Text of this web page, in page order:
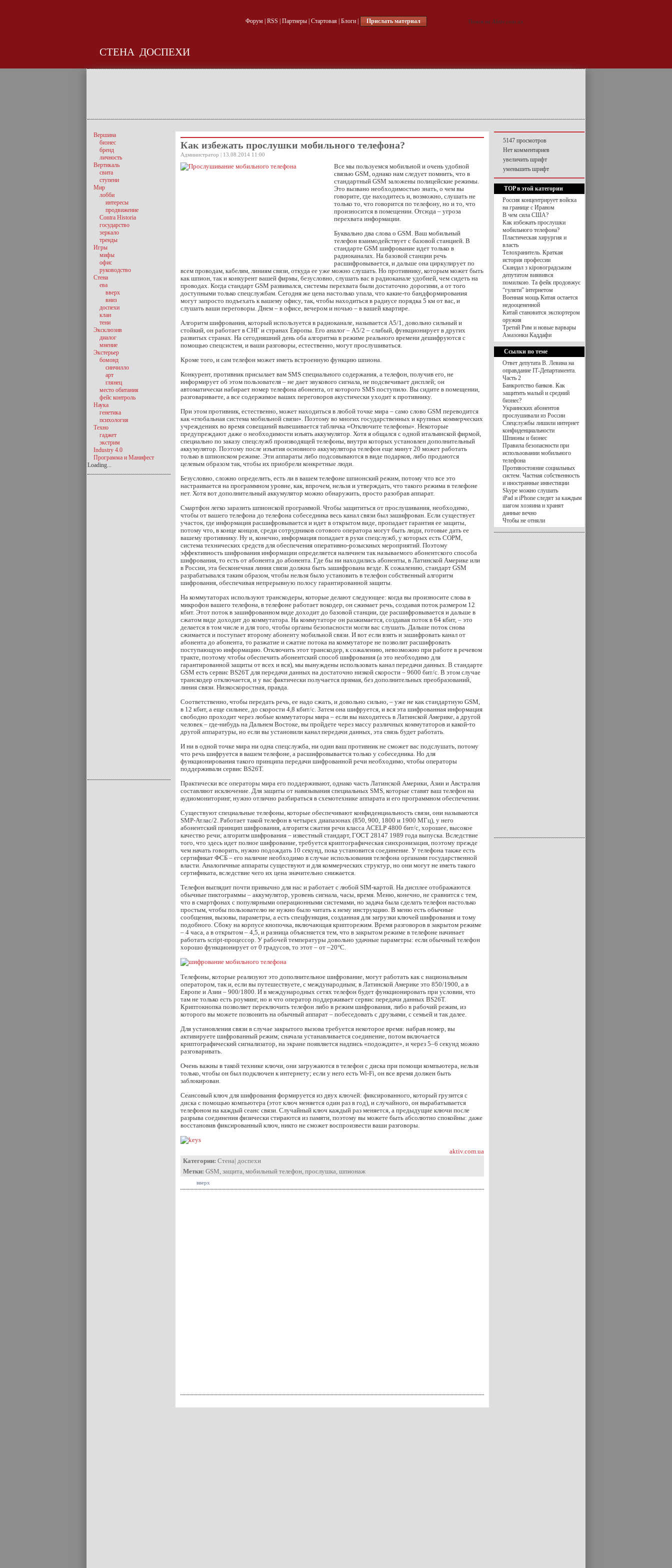
Форум| RSS Партнеры| Стартовая| Блоги| Прислать материал
СТЕНА ДОСПЕХИ
Как избежать прослушки мобильного телефона?
Администратор | 13.08.2014 11:00
Все мы пользуемся мобильной и очень удобной
связью GSM, однако нам следует помнить, что в
стандартный GSM заложены полицейские режимы.
Это вызвано необходимостью знать, о чем вы
говорите, где находитесь и, возможно, слушать не
только то, что говорится по телефону, но и то, что
произносится в помещении. Отсюда – угроза
перехвата информации.
Буквально два слова о GSM. Ваш мобильный
телефон взаимодействует с базовой станцией. В
стандарте GSM шифрование идет только в
радиоканалах. На базовой станции речь
расшифровывается, и дальше она циркулирует по
всем проводам, кабелям, линиям связи, откуда ее уже можно слушать. Но противнику, которым может быть
как шпион, так и конкурент вашей фирмы, безусловно, слушать вас в радиоканале удобней, чем сидеть на
проводах. Когда стандарт GSM развивался, системы перехвата были достаточно дорогими, а от того
доступными только спецслужбам. Сегодня же цена настолько упала, что какие-то бандформирования
могут запросто подъехать к вашему офису, так, чтобы находиться в радиусе порядка 5 км от вас, и
слушать ваши переговоры. Днем – в офисе, вечером и ночью – в вашей квартире.
Алгоритм шифрования, который используется в радиоканале, называется А5/1, довольно сильный и
стойкий, он работает в СНГ и странах Европы. Его аналог – А5/2 – слабый, функционирует в других
развитых странах. На сегодняшний день оба алгоритма в режиме реального времени дешифруются с
помощью спецсистем, и ваши разговоры, естественно, могут прослушиваться.
Кроме того, и сам телефон может иметь встроенную функцию шпиона.
Конкурент, противник присылает вам SMS специального содержания, а телефон, получив его, не
информирует об этом пользователя – не дает звукового сигнала, не подсвечивает дисплей; он
автоматически набирает номер телефона абонента, от которого SMS поступило. Вы сидите в помещении,
разговариваете, а все содержимое ваших переговоров акустически уходит к противнику.
При этом противник, естественно, может находиться в любой точке мира – само слово GSM переводится
как «глобальная система мобильной связи». Поэтому во многих государственных и крупных коммерческих
учреждениях во время совещаний вывешивается табличка «Отключите телефоны». Некоторые
предупреждают даже о необходимости изъять аккумулятор. Хотя я общался с одной итальянской фирмой,
специально по заказу спецслужб производящей телефоны, внутри которых установлен дополнительный
аккумулятор. Поэтому после изъятия основного аккумулятора телефон еще минут 20 может работать
только в шпионском режиме. Эти аппараты либо подсовываются в виде подарков, либо продаются
целевым образом так, чтобы их приобрели конкретные люди.
Безусловно, сложно определить, есть ли в вашем телефоне шпионский режим, потому что все это
настраивается на программном уровне, как, впрочем, нельзя и утверждать, что такого режима в телефоне
нет. Хотя вот дополнительный аккумулятор можно обнаружить, просто разобрав аппарат.
Смартфон легко заразить шпионской программой. Чтобы защититься от прослушивания, необходимо,
чтобы от вашего телефона до телефона собеседника весь канал связи был зашифрован. Если существует
участок, где информация расшифровывается и идет в открытом виде, пропадает гарантия ее защиты,
потому что, в конце концов, среди сотрудников сотового оператора могут быть люди, готовые дать ее
вашему противнику. Ну и, конечно, информация попадает в руки спецслужб, у которых есть СОРМ,
система технических средств для обеспечения оперативно-розыскных мероприятий. Поэтому
эффективность шифрования информации определяется наличием так называемого абонентского способа
шифрования, то есть от абонента до абонента. Где бы ни находились абоненты, в Латинской Америке или
в России, эта бесконечная линия связи должна быть зашифрована везде. К сожалению, стандарт GSM
разрабатывался таким образом, чтобы нельзя было установить в телефон собственный алгоритм
шифрования, обеспечивая непрерывную полосу гарантированной защиты.
На коммутаторах используют транскодеры, которые делают следующее: когда вы произносите слова в
микрофон вашего телефона, в телефоне работает вокодер, он сжимает речь, создавая поток размером 12
кбит. Этот поток в зашифрованном виде доходит до базовой станции, где расшифровывается и дальше в
сжатом виде доходит до коммутатора. На коммутаторе он разжимается, создавая поток в 64 кбит, – это
делается в том числе и для того, чтобы органы безопасности могли вас слушать. Дальше поток снова
сжимается и поступает второму абоненту мобильной связи. И вот если взять и зашифровать канал от
абонента до абонента, то разжатие и сжатие потока на коммутаторе не позволит расшифровать
поступающую информацию. Отключить этот транскодер, к сожалению, невозможно при работе в речевом
тракте, поэтому чтобы обеспечить абонентский способ шифрования (а это необходимо для
гарантированной защиты от всех и вся), мы вынуждены использовать канал передачи данных. В стандарте
GSM есть сервис BS26T для передачи данных на достаточно низкой скорости – 9600 бит/с. В этом случае
транскодер отключается, и у вас фактически получается прямая, без дополнительных преобразований,
линия связи. Низкоскоростная, правда.
Соответственно, чтобы передать речь, ее надо сжать, и довольно сильно, – уже не как стандартную GSM,
в 12 кбит, а еще сильнее, до скорости 4,8 кбит/с. Затем она шифруется, и вся эта шифрованная информация
свободно проходит через любые коммутаторы мира – если вы находитесь в Латинской Америке, а другой
человек – где-нибудь на Дальнем Востоке, вы пройдете через массу различных коммутаторов и какой-то
другой аппаратуры, но если вы установили канал передачи данных, эта связь будет работать.
И ни в одной точке мира ни одна спецслужба, ни один ваш противник не сможет вас подслушать, потому
что речь шифруется в вашем телефоне, а расшифровывается только у собеседника. Но для
функционирования такого принципа передачи шифрованной речи необходимо, чтобы операторы
поддерживали сервис BS26T.
Практически все операторы мира его поддерживают, однако часть Латинской Америки, Азии и Австралия
составляют исключение. Для защиты от навязывания специальных SMS, которые ставят ваш телефон на
аудиомониторинг, нужно отлично разбираться в схемотехнике аппарата и его программном обеспечении.
Существуют специальные телефоны, которые обеспечивают конфиденциальность связи, они называются
SMP-Атлас/2. Работает такой телефон в четырех диапазонах (850, 900, 1800 и 1900 МГц), у него
абонентский принцип шифрования, алгоритм сжатия речи класса ACELP 4800 бит/с, хорошее, высокое
качество речи; алгоритм шифрования – известный стандарт, ГОСТ 28147 1989 года выпуска. Вследствие
того, что здесь идет полное шифрование, требуется криптографическая синхронизация, поэтому прежде
чем начать говорить, нужно подождать 10 секунд, пока установится соединение. У телефона также есть
сертификат ФСБ – его наличие необходимо в случае использования телефона органами государственной
власти. Аналогичные аппараты существуют и для коммерческих структур, но они могут не иметь такого
сертификата, вследствие чего их цена значительно снижается.
Телефон выглядит почти привычно для нас и работает с любой SIM-картой. На дисплее отображаются
обычные пиктограммы – аккумулятор, уровень сигнала, часы, время. Меню, конечно, не сравнится с тем,
что в смартфонах с популярными операционными системами, но задача была сделать телефон настолько
простым, чтобы пользователю не нужно было читать к нему инструкцию. В меню есть обычные
сообщения, вызовы, параметры, а есть спецфункция, созданная для загрузки ключей шифрования и тому
подобного. Сбоку на корпусе кнопочка, включающая крипторежим. Время разговоров в закрытом режиме
– 4 часа, а в открытом – 4,5, и разница объясняется тем, что в закрытом режиме в телефоне начинает
работать script-процессор. У рабочей температуры довольно удачные параметры: если обычный телефон
хорошо функционирует от 0 градусов, то этот – от –20°C.
Телефоны, которые реализуют это дополнительное шифрование, могут работать как с национальным
оператором, так и, если вы путешествуете, с международным; в Латинской Америке это 850/1900, а в
Европе и Азии – 900/1800. И в международных сетях телефон будет функционировать при условии, что
там не только есть роуминг, но и что оператор поддерживает сервис передачи данных BS26T.
Криптокнопка позволяет переключить телефон либо в режим шифрования, либо в рабочий режим, из
которого вы можете позвонить на обычный аппарат – побеседовать с друзьями, с семьей и так далее.
Для установления связи в случае закрытого вызова требуется некоторое время: набрав номер, вы
активируете шифрованный режим; сначала устанавливается соединение, потом включается
криптографический сигнализатор, на экране появляется надпись «подождите», и через 5–6 секунд можно
разговаривать.
Очень важны в такой технике ключи, они загружаются в телефон с диска при помощи компьютера, нельзя
только, чтобы он был подключен к интернету; если у него есть Wi-Fi, он все время должен быть
заблокирован.
Сеансовый ключ для шифрования формируется из двух ключей: фиксированного, который грузится с
диска с помощью компьютера (этот ключ меняется один раз в год), и случайного, он вырабатывается
телефоном на каждый сеанс связи. Случайный ключ каждый раз меняется, а предыдущие ключи после
разрыва соединения физически стираются из памяти, поэтому вы можете быть абсолютно спокойны: даже
восстановив фиксированный ключ, никто не сможет воспроизвести ваши разговоры.
aktiv.com.ua
Категории: Стена| доспехи
Метки: GSM, защита, мобильный телефон, прослушка, шпионаж
вверх
Вершина
бизнес
бренд
личность
Вертикаль
свита
ступени
Мир
лобби
интересы
продвижение
Contra Historia
государство
зеркало
тренды
Игры
мифы
офис
руководство
Стена
ева
вверх
вниз
доспехи
клан
тени
Эксклюзив
диалог
мнение
Экстерьер
бомонд
синчилло
арт
глянец
место обитания
фейс контроль
Наука
генетика
психология
Техно
гаджет
экстрим
Industry 4.0
Программа и Манифест
Loading...
5147 просмотров
Нет комментариев
увеличить шрифт
уменьшить шрифт
TOP в этой категории
Россия концентрирует войска
на границе с Ираном
В чем сила США?
Как избежать прослушки
мобильного телефона?
Пластическая хирургия и
власть
Телохранитель. Краткая
история профессии
Скандал з кіровоградським
депутатом виявився
помилкою. Та фейк продовжує
“гуляти” інтернетом
Военная мощь Китая остается
недооцененной
Китай становится экспортером
оружия
Третий Рим и новые варвары
Амазонки Каддафи
Ссылки по теме
Ответ депутата В. Левина на
оправдание ІТ-Департамента.
Часть 2
Банкротство банков. Как
защитить малый и средний
бизнес?
Украинских абонентов
прослушивали из России
Спецслужбы лишили интернет
конфиденциальности
Шпионы и бизнес
Правила безопасности при
использовании мобильного
телефона
Противостояние социальных
систем. Частная собственность
и иностранные инвестиции
Skype можно слушать
iPad и iPhone следят за каждым
шагом хозяина и хранят
данные вечно
Чтобы не отняли